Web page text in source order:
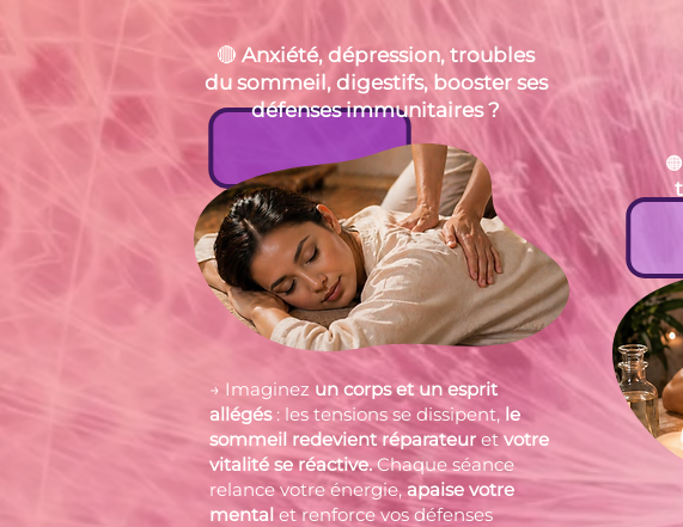
→ Imaginez un corps et un esprit
allégés: les tensions se dissipent, le
sommeil redevient réparateur etvotre
vitalité se réactive.Chaque séance
relance votre énergie,apaise votre
mental et renforce vos défenses
🔴 Anxiété, dépression, troubles
du sommeil, digestifs, booster ses
défenses immunitaires ?
🟠